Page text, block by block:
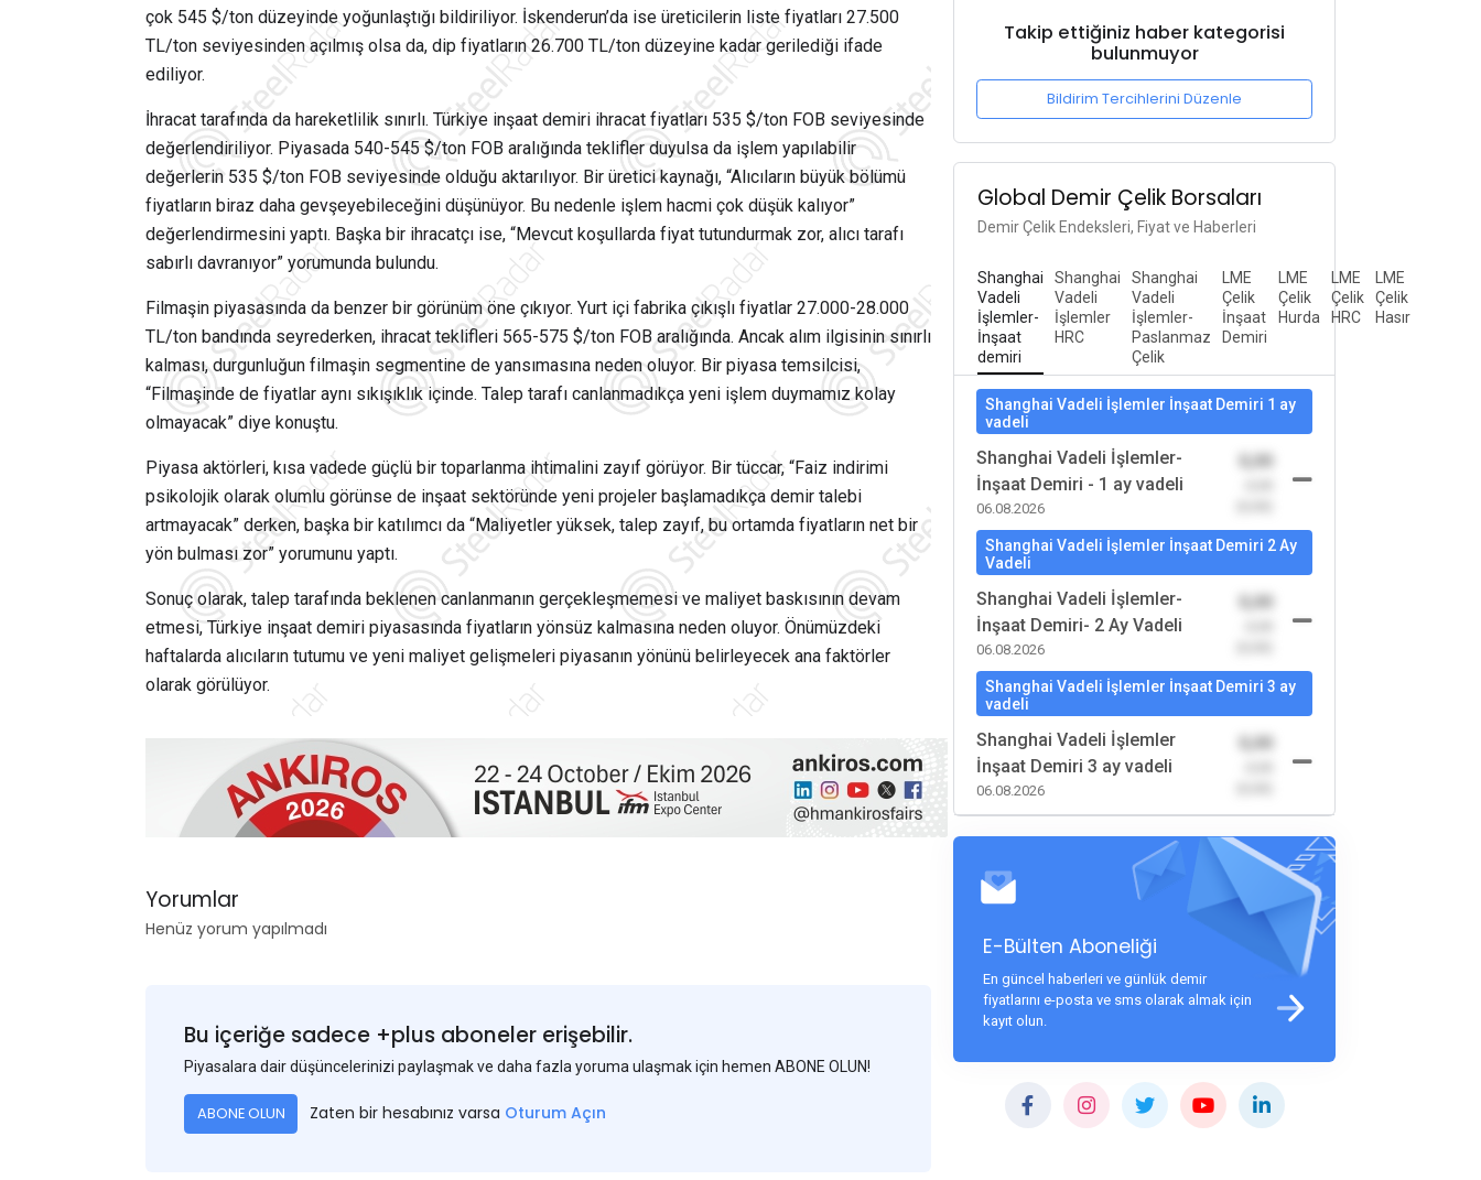
çok 545 $/ton düzeyinde yoğunlaştığı bildiriliyor. İskenderun’da ise üreticilerin liste fiyatları 27.500
TL/ton seviyesinden açılmış olsa da, dip fiyatların 26.700 TL/ton düzeyine kadar gerilediği ifade
ediliyor.
İhracat tarafında da hareketlilik sınırlı. Türkiye inşaat demiri ihracat fiyatları 535 $/ton FOB seviyesinde
değerlendiriliyor. Piyasada 540-545 $/ton FOB aralığında teklifler duyulsa da işlem yapılabilir
değerlerin 535 $/ton FOB seviyesinde olduğu aktarılıyor. Bir üretici kaynağı, “Alıcıların büyük bölümü
fiyatların biraz daha gevşeyebileceğini düşünüyor. Bu nedenle işlem hacmi çok düşük kalıyor”
değerlendirmesini yaptı. Başka bir ihracatçı ise, “Mevcut koşullarda fiyat tutundurmak zor, alıcı tarafı
sabırlı davranıyor” yorumunda bulundu.
Filmaşin piyasasında da benzer bir görünüm öne çıkıyor. Yurt içi fabrika çıkışlı fiyatlar 27.000-28.000
TL/ton bandında seyrederken, ihracat teklifleri 565-575 $/ton FOB aralığında. Ancak alım ilgisinin sınırlı
kalması, durgunluğun filmaşin segmentine de yansımasına neden oluyor. Bir piyasa temsilcisi,
“Filmaşinde de fiyatlar aynı sıkışıklık içinde. Talep tarafı canlanmadıkça yeni işlem duymamız kolay
olmayacak” diye konuştu.
Piyasa aktörleri, kısa vadede güçlü bir toparlanma ihtimalini zayıf görüyor. Bir tüccar, “Faiz indirimi
psikolojik olarak olumlu görünse de inşaat sektöründe yeni projeler başlamadıkça demir talebi
artmayacak” derken, başka bir katılımcı da “Maliyetler yüksek, talep zayıf, bu ortamda fiyatların net bir
yön bulması zor” yorumunu yaptı.
Sonuç olarak, talep tarafında beklenen canlanmanın gerçekleşmemesi ve maliyet baskısının devam
etmesi, Türkiye inşaat demiri piyasasında fiyatların yönsüz kalmasına neden oluyor. Önümüzdeki
haftalarda alıcıların tutumu ve yeni maliyet gelişmeleri piyasanın yönünü belirleyecek ana faktörler
olarak görülüyor.
Yorumlar
Henüz yorum yapılmadı
Bu içeriğe sadece +plus aboneler erişebilir.
Piyasalara dair düşüncelerinizi paylaşmak ve daha fazla yoruma ulaşmak için hemen ABONE OLUN!
ABONE OLUN Zaten bir hesabınız varsa Oturum Açın
Takip ettiğiniz haber kategorisi
bulunmuyor
Bildirim Tercihlerini Düzenle
Global Demir Çelik Borsaları
Demir Çelik Endeksleri, Fiyat ve Haberleri
Shanghai
Vadeli
İşlemler-
İnşaat
demiri
Shanghai
Vadeli
İşlemler
HRC
Shanghai
Vadeli
İşlemler-
Paslanmaz
Çelik
LME
Çelik
İnşaat
Demiri
LME
Çelik
Hurda
LME
Çelik
HRC
LME
Çelik
Hasır
Shanghai Vadeli İşlemler İnşaat Demiri 1 ay
vadeli
Shanghai Vadeli İşlemler-
İnşaat Demiri - 1 ay vadeli
06.08.2026
0,00
Shanghai Vadeli İşlemler İnşaat Demiri 2 Ay
Vadeli
Shanghai Vadeli İşlemler-
İnşaat Demiri- 2 Ay Vadeli
06.08.2026
0,00
Shanghai Vadeli İşlemler İnşaat Demiri 3 ay
vadeli
Shanghai Vadeli İşlemler
İnşaat Demiri 3 ay vadeli
06.08.2026
0,00
E-Bülten Aboneliği
En güncel haberleri ve günlük demir
fiyatlarını e-posta ve sms olarak almak için
kayıt olun.